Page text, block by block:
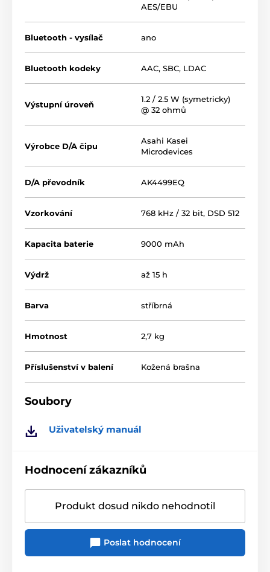
AES/EBU
Bluetooth - vysílač ano
Bluetooth kodeky AAC, SBC, LDAC
Výstupní úroveň
1.2 / 2.5 W (symetricky)
@ 32 ohmů
Výrobce D/A čipu
Asahi Kasei
Microdevices
D/A převodník AK4499EQ
Vzorkování 768 kHz / 32 bit, DSD 512
Kapacita baterie 9000 mAh
Výdrž až 15 h
Barva stříbrná
Hmotnost 2,7 kg
Příslušenství v balení Kožená brašna
Soubory
Uživatelský manuál
Hodnocení zákazníků
Produkt dosud nikdo nehodnotil
Poslat hodnocení